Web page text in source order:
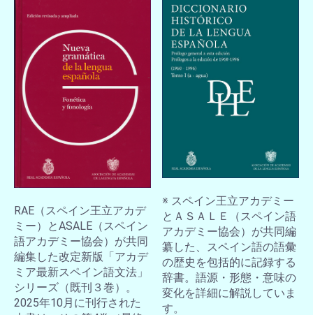
RAE（スペイン王立アカデ
ミー）とASALE（スペイン
語アカデミー協会）が共同
編集した改定新版「アカデ
ミア最新スペイン語文法」
シリーズ（既刊３巻）。
2025年10月に刊行された
※ スペイン王立アカデミー
とＡＳＡＬＥ（スペイン語
アカデミー協会）が共同編
纂した、スペイン語の語彙
の歴史を包括的に記録する
辞書。語源・形態・意味の
変化を詳細に解説していま
す。